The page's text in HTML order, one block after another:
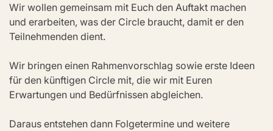
Wir wollen gemeinsam mit Euch den Auftakt machen
und erarbeiten, was der Circle braucht, damit er den
Teilnehmenden dient.
Wir bringen einen Rahmenvorschlag sowie erste Ideen
für den künftigen Circle mit, die wir mit Euren
Erwartungen und Bedürfnissen abgleichen.
Daraus entstehen dann Folgetermine und weitere